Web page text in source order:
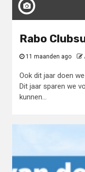
Rabo
11 maanden ago
Ook dit jaar doen
Dit jaar sparen we
kunnen...